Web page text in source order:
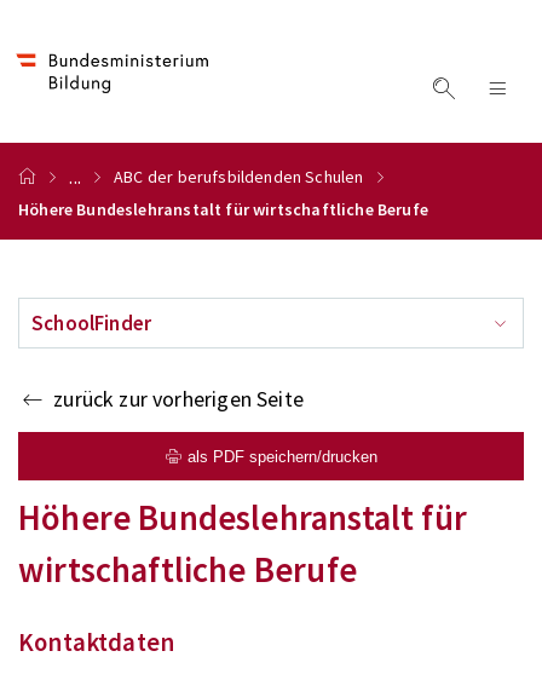
...
ABC der berufsbildenden Schulen
Höhere Bundeslehranstalt für wirtschaftliche Berufe
SchoolFinder
zurück zur vorherigen Seite
als PDF speichern/drucken
Höhere Bundeslehranstalt für
wirtschaftliche Berufe
Kontaktdaten